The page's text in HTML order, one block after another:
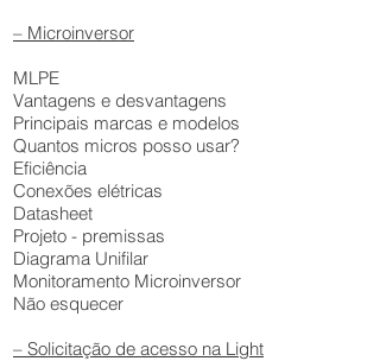
– Microinversor
MLPE
Vantagens e desvantagens
Principais marcas e modelos
Quantos micros posso usar?
Eficiência
Conexões elétricas
Datasheet
Projeto - premissas
Diagrama Unifilar
Monitoramento Microinversor
Não esquecer
– Solicitação de acesso na Light